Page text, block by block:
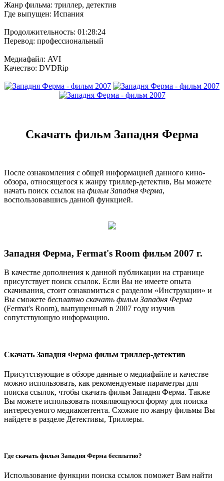
Жанр фильма: триллер, детектив
Где выпущен: Испания
Продолжительность: 01:28:24
Перевод: профессиональный
Медиафайл: AVI
Качество: DVDRip
Скачать фильм Западня Ферма
После ознакомления с общей информацией данного кино-
обзора, относящегося к жанру триллер-детектив, Вы можете
начать поиск ссылок на фильм Западня Ферма,
воспользовавшись данной функцией.
Западня Ферма, Fermat's Room фильм 2007 г.
В качестве дополнения к данной публикации на странице
присутствует поиск ссылок. Если Вы не имеете опыта
скачивания, стоит ознакомиться с разделом «Инструкции» и
Вы сможете бесплатно скачать фильм Западня Ферма
(Fermat's Room), выпущенный в 2007 году изучив
сопутствующую информацию.
Скачать Западня Ферма фильм триллер-детектив
Присутствующие в обзоре данные о медиафайле и качестве
можно использовать, как рекомендуемые параметры для
поиска ссылок, чтобы скачать фильм Западня Ферма. Также
Вы можете использовать появляющуюся форму для поиска
интересуемого медиаконтента. Схожие по жанру фильмы Вы
найдете в разделе Детективы, Триллеры.
Где скачать фильм Западня Ферма бесплатно?
Использование функции поиска ссылок поможет Вам найти